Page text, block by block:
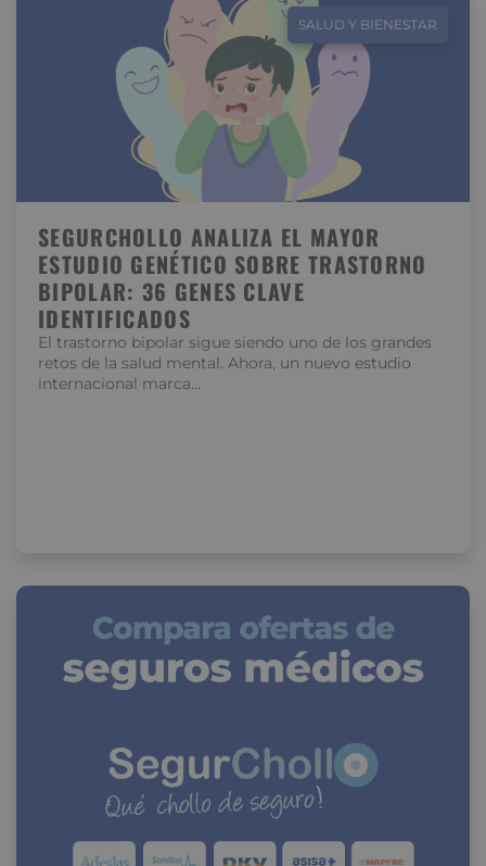
SALUD Y BIENESTAR
SEGURCHOLLO ANALIZA EL MAYOR
ESTUDIO GENÉTICO SOBRE TRASTORNO
BIPOLAR: 36 GENES CLAVE
IDENTIFICADOS
El trastorno bipolar sigue siendo uno de los grandes
retos de la salud mental. Ahora, un nuevo estudio
internacional marca…